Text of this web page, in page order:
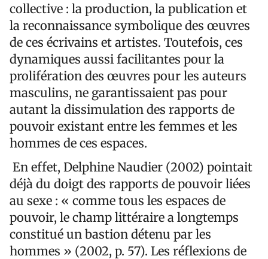
collective : la production, la publication et
la reconnaissance symbolique des œuvres
de ces écrivains et artistes. Toutefois, ces
dynamiques aussi facilitantes pour la
prolifération des œuvres pour les auteurs
masculins, ne garantissaient pas pour
autant la dissimulation des rapports de
pouvoir existant entre les femmes et les
hommes de ces espaces.
En effet, Delphine Naudier (2002) pointait
déjà du doigt des rapports de pouvoir liées
au sexe : « comme tous les espaces de
pouvoir, le champ littéraire a longtemps
constitué un bastion détenu par les
hommes » (2002, p. 57). Les réflexions de